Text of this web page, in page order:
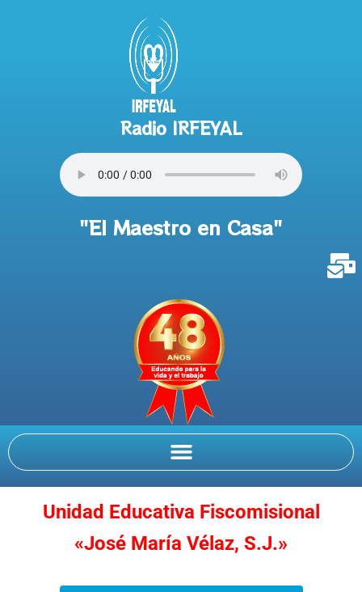
Radio IRFEYAL
"El Maestro en Casa"
Unidad Educativa Fiscomisional
«José María Vélaz, S.J.»